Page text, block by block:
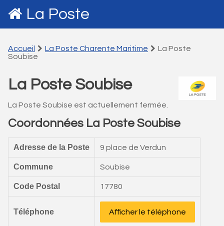
La Poste
Accueil La Poste Charente Maritime
La Poste
Soubise
La Poste Soubise
La Poste Soubise est actuellement fermée.
Coordonnées La Poste Soubise
Adresse de la Poste 9 place de Verdun
Commune Soubise
Code Postal 17780
Téléphone Afficher le téléphone